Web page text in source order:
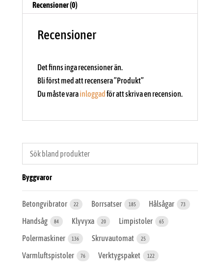
Recensioner (0)
Recensioner
Det finns inga recensioner än.
Bli först med att recensera ”Produkt”
Du måste varainloggad för att skriva en recension.
Byggvaror
Betongvibrator 22 Borrsatser 185 Hålsågar 73
Handsåg 84 Klyvyxa 20 Limpistoler 65
Polermaskiner 136 Skruvautomat 25
Varmluftspistoler 76 Verktygspaket 122